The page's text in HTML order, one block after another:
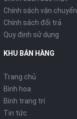
Chính sách vận chuyển
Chính sách đổi trả
Quy định sử dụng
KHU BÁN HÀNG
Trang chủ
Bình hoa
Bình trang trí
Tin tức